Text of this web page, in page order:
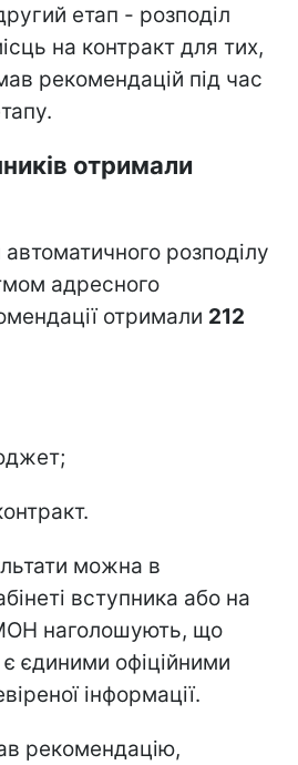
етап - розподіл
на контракт для тих,
рекомендацій під час
отримали
розподілу
адресного
отримали 212
можна в
вступника або на
наголошують, що
єдиними офіційними
інформації.
рекомендацію,